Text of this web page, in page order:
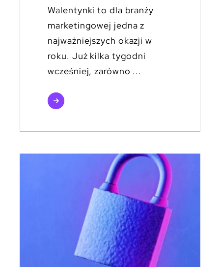
Walentynki to dla branży
marketingowej jedna z
najważniejszych okazji w
roku. Już kilka tygodni
wcześniej, zarówno ...
czytaj
więcej